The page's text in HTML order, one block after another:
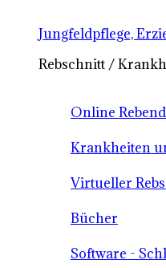
Jungfeldpflege,
Rebschnitt /
Online
Krankheiten
Virtueller
Bücher
Software -